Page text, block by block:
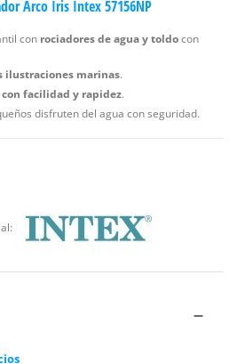
Arco Iris Intex 57156NP
con rociadores de agua y toldocon
ilustraciones marinas.
facilidad y rapidez.
disfruten del agua con seguridad.